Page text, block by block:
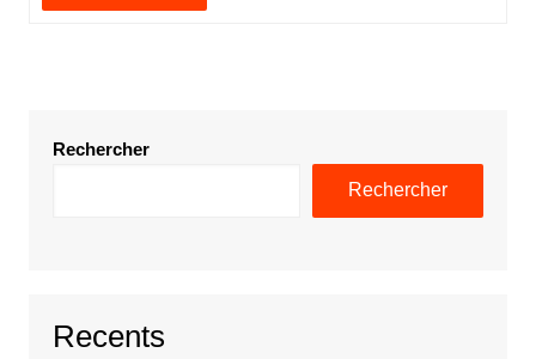
Rechercher
Rechercher
Recents